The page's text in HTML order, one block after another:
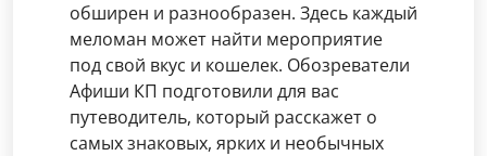
обширен и разнообразен. Здесь каждый
меломан может найти мероприятие
под свой вкус и кошелек. Обозреватели
Афиши КП подготовили для вас
путеводитель, который расскажет о
самых знаковых, ярких и необычных